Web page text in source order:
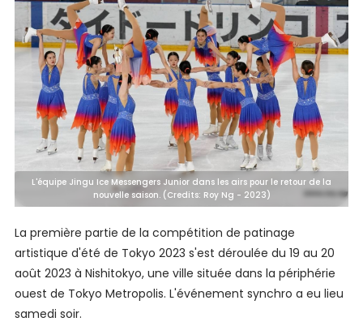
L'équipe Jingu Ice Messengers Junior dans les airs pour le retour de la
nouvelle saison. (Credits: Roy Ng - 2023)
La première partie de la compétition de patinage
artistique d'été de Tokyo 2023 s'est déroulée du 19 au 20
août 2023 à Nishitokyo, une ville située dans la périphérie
ouest de Tokyo Metropolis. L'événement synchro a eu lieu
samedi soir.